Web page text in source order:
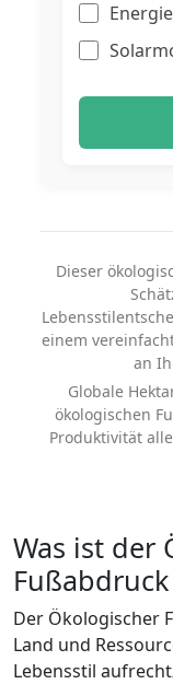
Dieser
einem
an
Globale
ökologischen
Produktivität
Was ist der
Der Ökologischer
Land und
Lebensstil